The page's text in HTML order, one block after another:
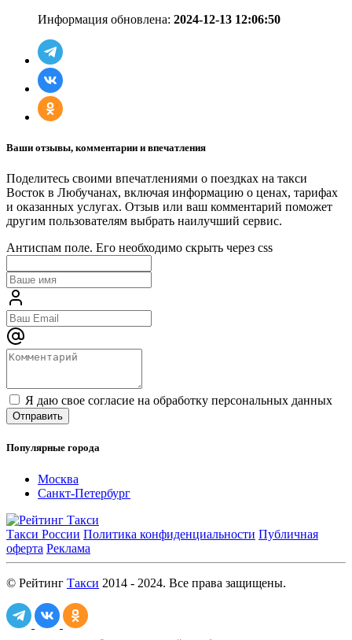
Информация обновлена: 2024-12-13 12:06:50
Ваши отзывы, комментарии и впечатления
Поделитесь своими впечатлениями о поездках на такси
Восток в Любучанах, включая информацию о ценах, тарифах
и оказанных услугах. Отзыв или ваш комментарий поможет
другим пользователям выбрать наилучший сервис.
Антиспам поле. Его необходимо скрыть через css
Я даю свое согласие на обработку персональных данных
Популярные города
Москва
Санкт-Петербург
Такси России Политика конфиденциальности Публичная
оферта Реклама
© Рейтинг Такси 2014 - 2024. Все права защищены.